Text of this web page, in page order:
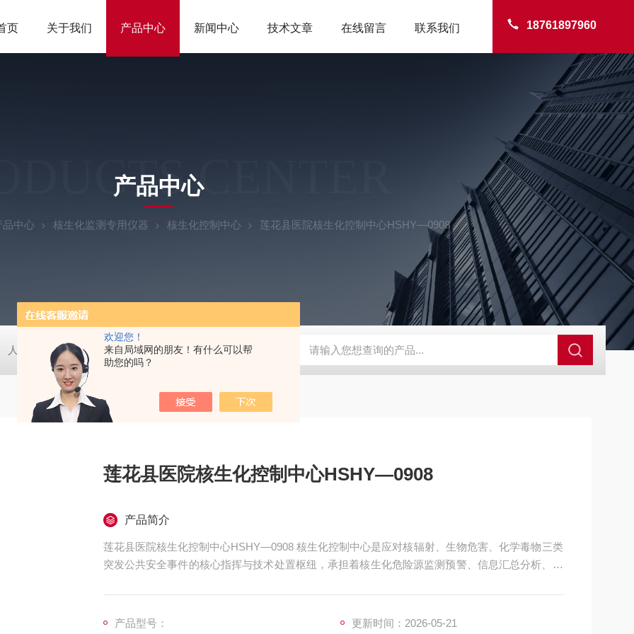
欢迎您！
来自局域网的朋友！有什么可以帮
助您的吗？
18761897960
页 关于我们 产品中心 新闻中心 技术文章 在线留言 联系我们
CENTER
产品中心
品中心 核生化监测专用仪器 核生化控制中心 莲花县医院核生化控制中心HSHY—0908
人防EPS电源柜 人防电动门控制箱 人防密闭盒 一氧化碳监控系统 人防通讯设备系统 人防呼叫按钮
莲花县医院核生化控制中心HSHY—0908
产品简介
莲花县医院核生化控制中心HSHY—0908 核生化控制中心是应对核辐射、生物危害、化学毒物三类
突发公共安全事件的核心指挥与技术处置枢纽，承担着核生化危险源监测预警、信息汇总分析、应
卫生等领域发挥着不可替代的作用
产品型号： 更新时间：2026-05-21